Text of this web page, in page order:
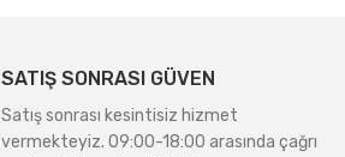
SATIŞ SONRASI GÜVEN
Satış sonrası kesintisiz hizmet
vermekteyiz. 09:00-18:00 arasında çağrı